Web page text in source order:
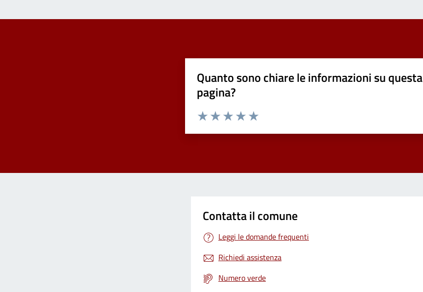
Quanto sono chiare le informazioni su questa
pagina?
Contatta il comune
Leggi le domande frequenti
Richiedi assistenza
Numero verde